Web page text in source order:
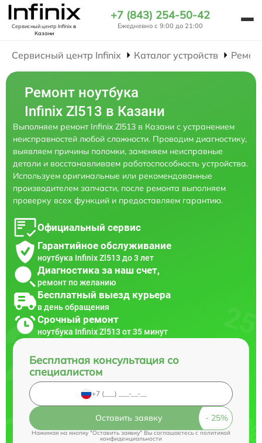
Сервисный центр Infinixв
Казани
+7 (843) 254-50-42
Ежедневно с 9:00 до 21:00
Сервисный центр Infinix Каталог устройств
Ремонт ноутбука
Infinix Zl513 в Казани
Выполняем ремонт Infinix Zl513 в Казани с устранением
неисправностей любой сложности. Проводим диагностику,
выявляем причины поломки, заменяем неисправные
детали и восстанавливаем работоспособность устройства.
Используем оригинальные или рекомендованные
производителем запчасти, после ремонта выполняем
проверку всех функций и предоставляем гарантию.
Официальный сервис
Гарантийное обслуживание
ноутбука Infinix Zl513 до 3 лет
Диагностика за наш счет,
ремонт по желанию
Бесплатный выезд курьера
в день обращения
Срочный ремонт
ноутбука Infinix Zl513 от 35 минут
Бесплатная консультация со
специалистом
Оставить заявку
Нажимая на кнопку "Оставить заявку" Вы соглашаетесь cполитикой
конфиденциальности